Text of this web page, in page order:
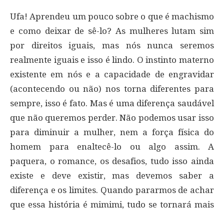
Ufa! Aprendeu um pouco sobre o que é machismo
e como deixar de sê-lo? As mulheres lutam sim
por direitos iguais, mas nós nunca seremos
realmente iguais e isso é lindo. O instinto materno
existente em nós e a capacidade de engravidar
(acontecendo ou não) nos torna diferentes para
sempre, isso é fato. Mas é uma diferença saudável
que não queremos perder. Não podemos usar isso
para diminuir a mulher, nem a força física do
homem para enaltecê-lo ou algo assim. A
paquera, o romance, os desafios, tudo isso ainda
existe e deve existir, mas devemos saber a
diferença e os limites. Quando pararmos de achar
que essa história é mimimi, tudo se tornará mais